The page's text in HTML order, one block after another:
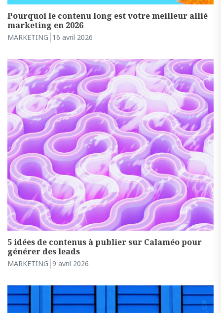
Pourquoi le contenu long est votre meilleur allié
marketing en 2026
MARKETING 16 avril 2026
5 idées de contenus à publier sur Calaméo pour
générer des leads
MARKETING 9 avril 2026